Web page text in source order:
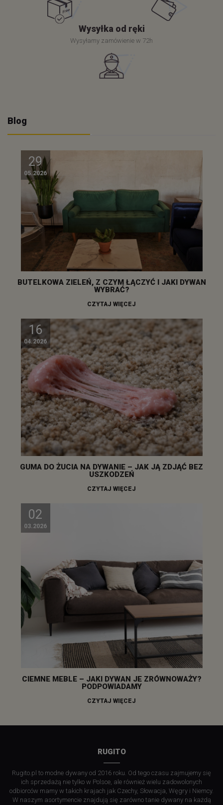
Wysyłka od ręki
Wysyłamy zamówienie w 72h
Blog
29
05.2026
BUTELKOWA ZIELEŃ, Z CZYM ŁĄCZYĆ I JAKI DYWAN
WYBRAĆ?
CZYTAJ WIĘCEJ
16
04.2026
GUMA DO ŻUCIA NA DYWANIE – JAK JĄ ZDJĄĆ BEZ
USZKODZEŃ
CZYTAJ WIĘCEJ
02
03.2026
CIEMNE MEBLE – JAKI DYWAN JE ZRÓWNOWAŻY?
PODPOWIADAMY
CZYTAJ WIĘCEJ
RUGITO
Rugito.pl to modne dywany od 2016 roku. Od tego czasu zajmujemy się
ich sprzedażą nie tylko w Polsce, ale również wielu zadowolonych
odbiorców mamy w takich krajach jak Czechy, Słowacja, Węgry i Niemcy.
W naszym asortymencie znajdują się zarówno tanie dywany na każdą